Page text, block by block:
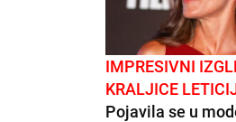
IMPRESIVNI
KRALJICE
Pojavila se u